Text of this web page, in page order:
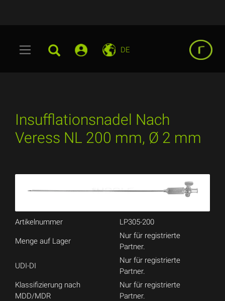
DE
Insufflationsnadel Nach
Veress NL 200 mm, Ø 2 mm
Artikelnummer LP305-200
Menge auf Lager
Nur für registrierte
Partner.
UDI-DI
Nur für registrierte
Partner.
Klassifizierung nach
MDD/MDR
Nur für registrierte
Partner.